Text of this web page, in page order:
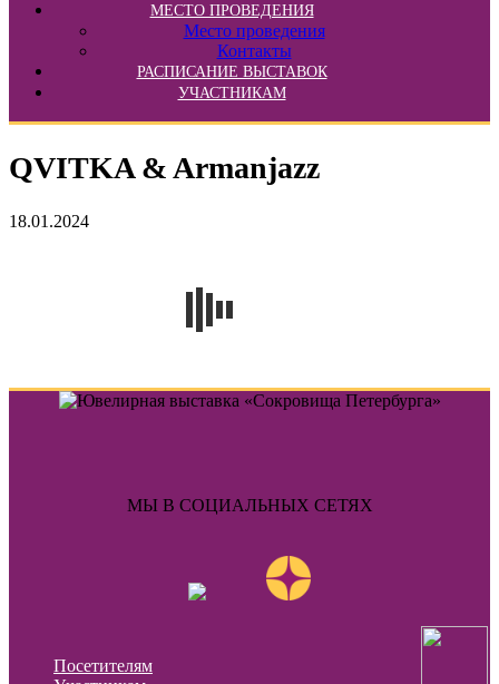
МЕСТО ПРОВЕДЕНИЯ
Место проведения
Контакты
РАСПИСАНИЕ ВЫСТАВОК
УЧАСТНИКАМ
QVITKA & Armanjazz
18.01.2024
МЫ В СОЦИАЛЬНЫХ СЕТЯХ
Посетителям